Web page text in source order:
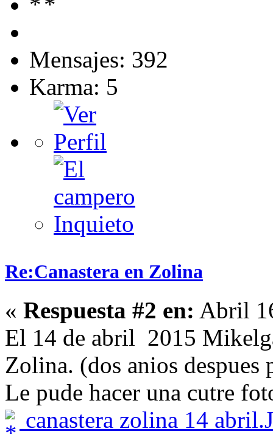
Mensajes: 392
Karma: 5
Re:Canastera en Zolina
« Respuesta #2 en: Abril
El 14 de abril 2015
Zolina. (dos anios despues
Le pude hacer una cutre
canastera zolina 14